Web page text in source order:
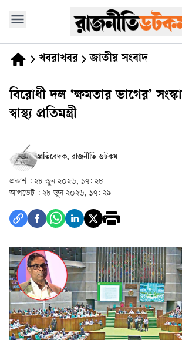
খবরাখবর জাতীয় সংবাদ
বিরোধী দল ‘ক্ষমতার ভাগের’
স্বাস্থ্য প্রতিমন্ত্রী
প্রতিবেদক, রাজনীতি ডটকম
প্রকাশ : ২৮ জুন ২০২৬, ১৭: ২৮
আপডেট : ২৮ জুন ২০২৬, ১৭: ২৯